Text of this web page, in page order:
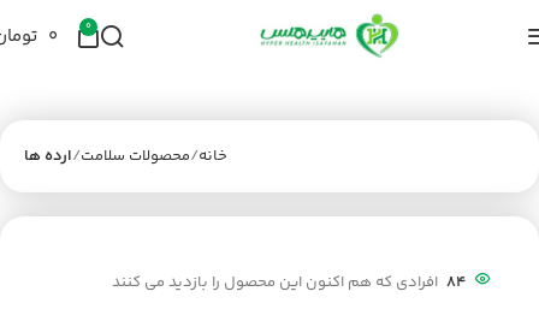
0 ۰
خانه محصولات سلامت ارده ها
84 افرادی که هم اکنون این محصول را بازدید می کنند